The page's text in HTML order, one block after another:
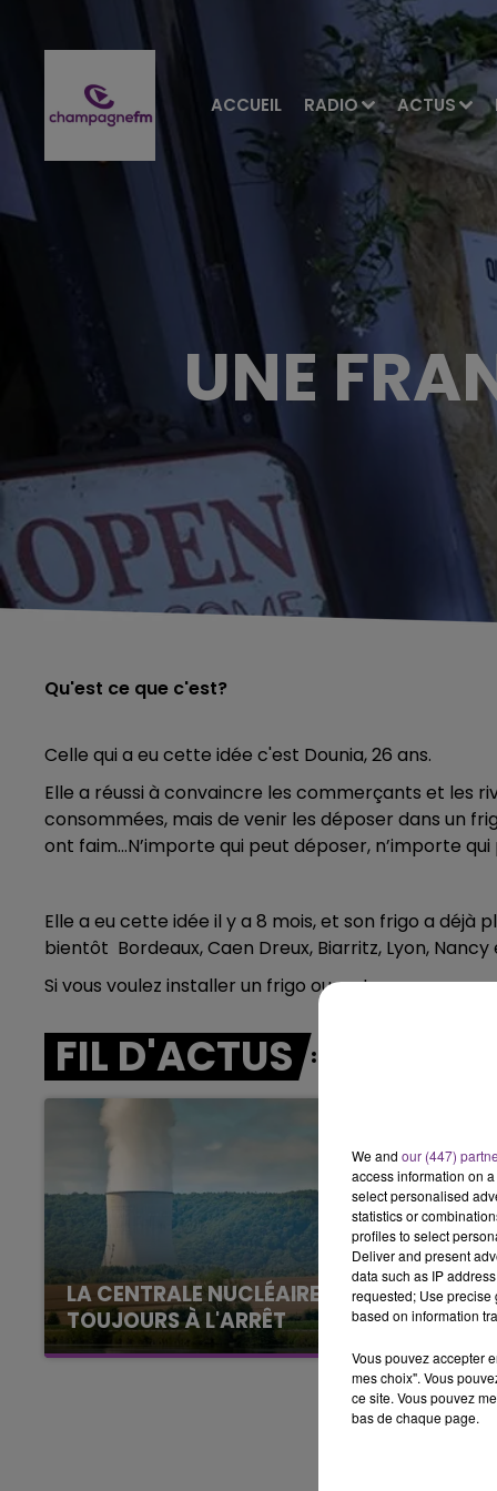
ACCUEIL RADIO ACTUS
7h00 - 11h00
BEST OF
UNE
Qu'est ce que c'est?
Celle qui a eu cette idée c'est Dounia, 26 ans.
Elle a réussi à convaincre les commerçants et les
consommées, mais de venir les déposer dans un
ont faim…N’importe qui peut déposer, n’importe qui
Elle a eu cette idée il y a 8 mois, et son frigo a déjà
bientôt Bordeaux, Caen Dreux, Biarritz, Lyon,
Si vous voulez installer un frigo ou en trouver un
FIL D'ACTUS
LA CENTRALE NUCLÉAIRE DE CHOOZ
TOUJOURS À L'ARRÊT
Cela fait déjà une semaine que la centrale
nucléaire ardennaise est à l'arrêt. Une situation
justifiée par la sécheresse intense qui est
We and our (447)
access information on
select personalised
statistics or
profiles to select
Deliver and present
data such as IP
requested; Use precise
based on information
Vous pouvez accepter
mes choix". Vous
ce site. Vous pouvez
bas de chaque page.